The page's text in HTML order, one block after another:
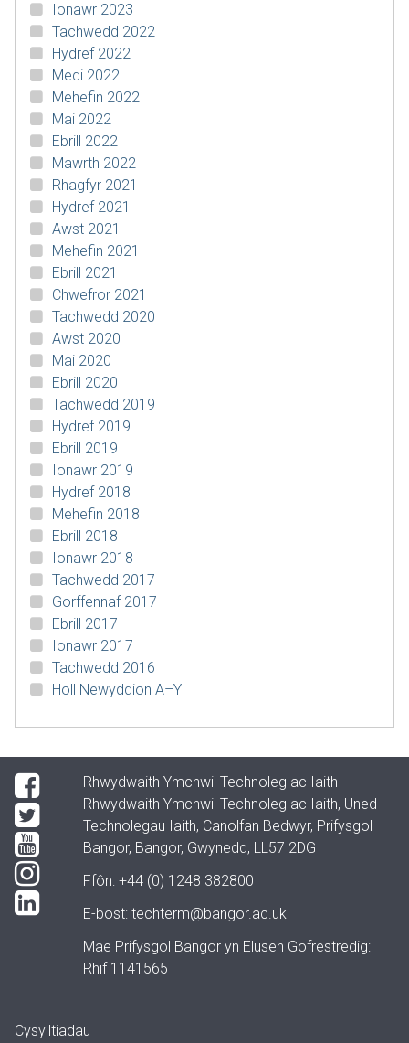
Ionawr 2023
Tachwedd 2022
Hydref 2022
Medi 2022
Mehefin 2022
Mai 2022
Ebrill 2022
Mawrth 2022
Rhagfyr 2021
Hydref 2021
Awst 2021
Mehefin 2021
Ebrill 2021
Chwefror 2021
Tachwedd 2020
Awst 2020
Mai 2020
Ebrill 2020
Tachwedd 2019
Hydref 2019
Ebrill 2019
Ionawr 2019
Hydref 2018
Mehefin 2018
Ebrill 2018
Ionawr 2018
Tachwedd 2017
Gorffennaf 2017
Ebrill 2017
Ionawr 2017
Tachwedd 2016
Holl Newyddion A–Y
Cysylltiadau
Rhwydwaith Ymchwil Technoleg ac Iaith
Rhwydwaith Ymchwil Technoleg ac Iaith, Uned
Technolegau Iaith, Canolfan Bedwyr, Prifysgol
Bangor, Bangor, Gwynedd, LL57 2DG
Ffôn: +44 (0) 1248 382800
E-bost: techterm@bangor.ac.uk
Mae Prifysgol Bangor yn Elusen Gofrestredig:
Rhif 1141565